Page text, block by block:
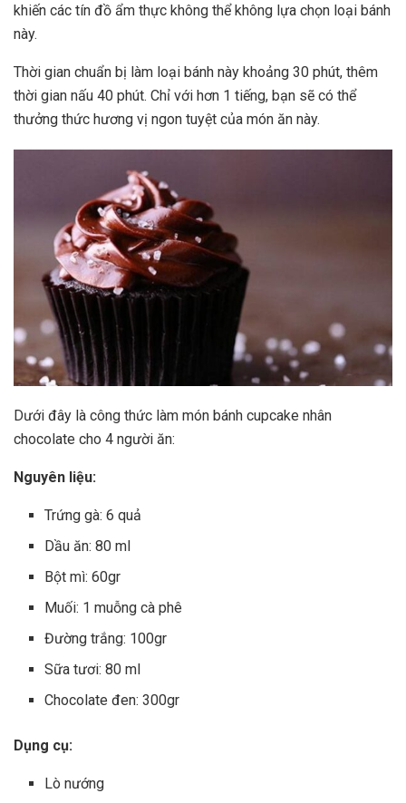
khiến các tín đồ ẩm thực không thể không lựa chọn loại bánh
này.
Thời gian chuẩn bị làm loại bánh này khoảng 30 phút, thêm
thời gian nấu 40 phút. Chỉ với hơn 1 tiếng, bạn sẽ có thể
thưởng thức hương vị ngon tuyệt của món ăn này.
Dưới đây là công thức làm món bánh cupcake nhân
chocolate cho 4 người ăn:
Nguyên liệu:
Trứng gà: 6 quả
Dầu ăn: 80 ml
Bột mì: 60gr
Muối: 1 muỗng cà phê
Đường trắng: 100gr
Sữa tươi: 80 ml
Chocolate đen: 300gr
Dụng cụ:
Lò nướng